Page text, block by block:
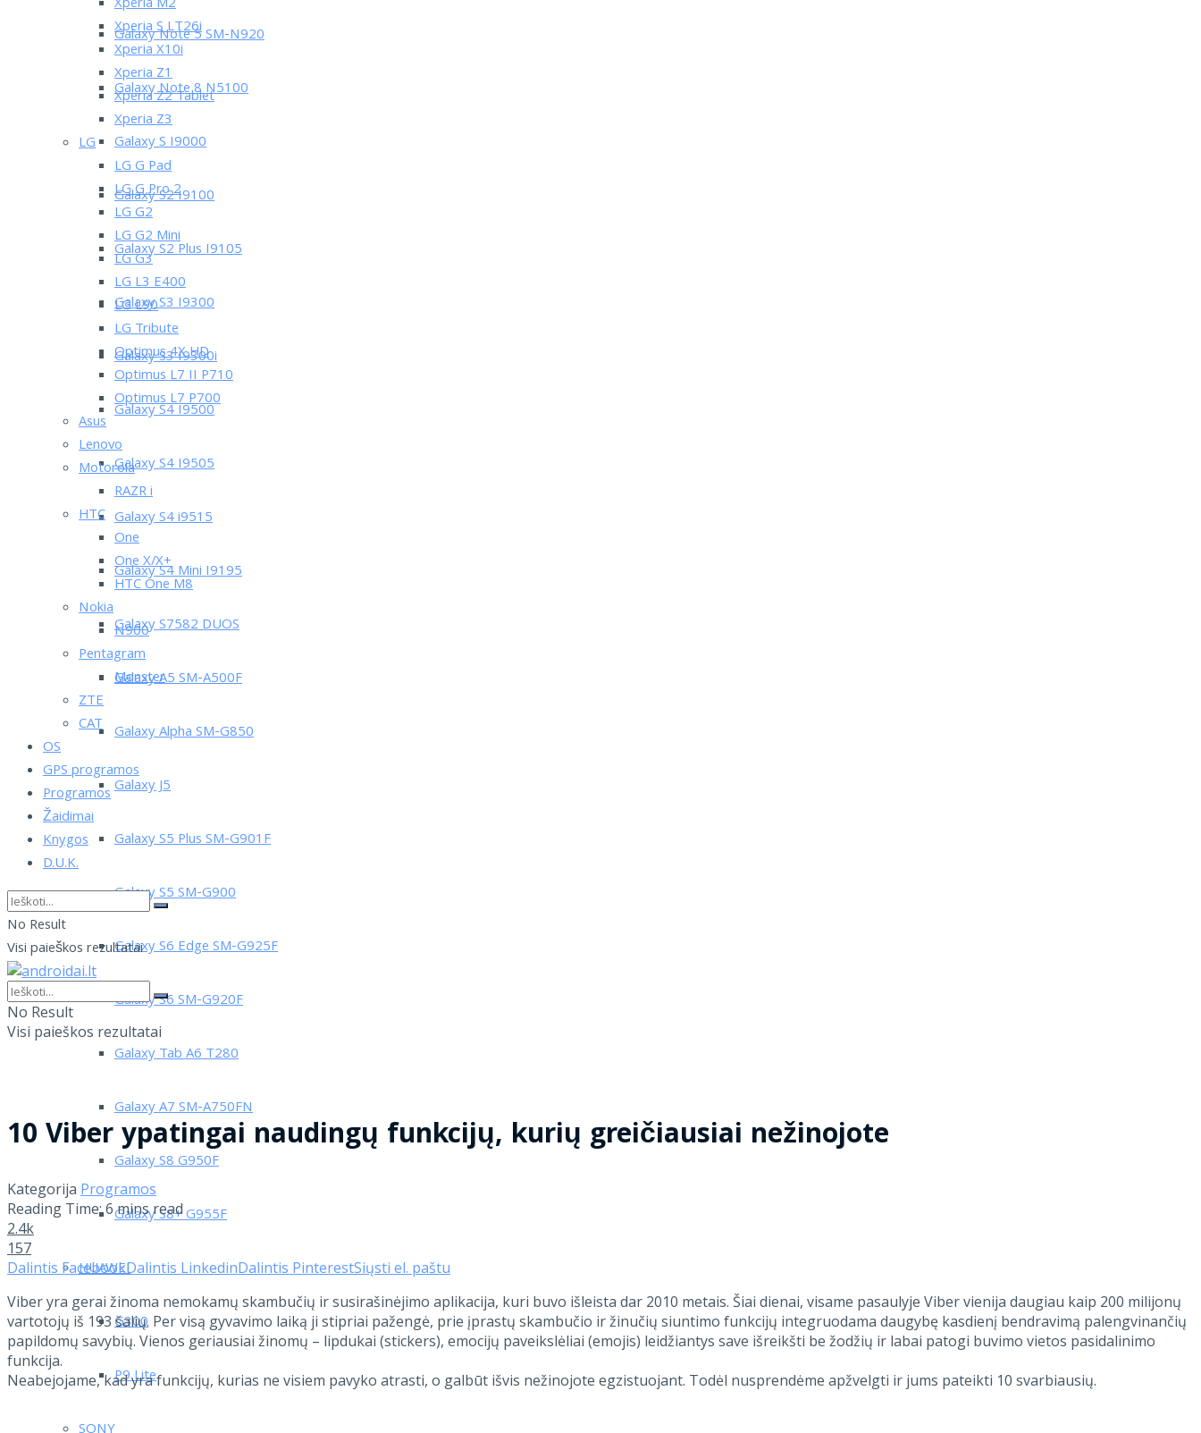
Galaxy Note 5 SM-N920
Galaxy Note 8 N5100
Galaxy S I9000
Galaxy S2 I9100
Galaxy S2 Plus I9105
Galaxy S3 I9300
Galaxy S3 I9300i
Galaxy S4 I9500
Galaxy S4 I9505
Galaxy S4 i9515
Galaxy S4 Mini I9195
Galaxy S7582 DUOS
Galaxy A5 SM-A500F
Galaxy Alpha SM-G850
Galaxy J5
Galaxy S5 Plus SM-G901F
Galaxy S5 SM-G900
Galaxy S6 Edge SM-G925F
Galaxy S6 SM-G920F
Galaxy Tab A6 T280
Galaxy A7 SM-A750FN
Galaxy S8 G950F
Galaxy S8+ G955F
HUAWEI
G300
P9 Lite
Xperia S LT26i
Xperia X10i
Xperia Z1
Xperia Z2 Tablet
Xperia Z3
LG
LG G Pad
LG G Pro 2
LG G2
LG G2 Mini
LG G3
LG L3 E400
LG L90
LG Tribute
Optimus 4X HD
Optimus L7 II P710
Optimus L7 P700
Asus
Lenovo
Motorola
RAZR i
HTC
One
One X/X+
HTC One M8
Nokia
N900
Pentagram
Monster
ZTE
CAT
OS
GPS programos
Programos
Žaidimai
Knygos
D.U.K.
No Result
Visi paieškos rezultatai
No Result
Visi paieškos rezultatai
10 Viber ypatingai naudingų funkcijų, kurių greičiausiai nežinojote
Kategorija Programos
Reading Time: 6 mins read
2.4k
157
Dalintis FacebookDalintis LinkedinDalintis PinterestSiųsti el. paštu
Viber yra gerai žinoma nemokamų skambučių ir susirašinėjimo aplikacija, kuri buvo išleista dar 2010 metais. Šiai dienai, visame pasaulyje Viber vienija daugiau kaip 200 milijonų
vartotojų iš 193 šalių. Per visą gyvavimo laiką ji stipriai pažengė, prie įprastų skambučio ir žinučių siuntimo funkcijų integruodama daugybę kasdienį bendravimą palengvinančių
papildomų savybių. Vienos geriausiai žinomų – lipdukai (stickers), emocijų paveikslėliai (emojis) leidžiantys save išreikšti be žodžių ir labai patogi buvimo vietos pasidalinimo
funkcija.
Neabejojame, kad yra funkcijų, kurias ne visiem pavyko atrasti, o galbūt išvis nežinojote egzistuojant. Todėl nusprendėme apžvelgti ir jums pateikti 10 svarbiausių.